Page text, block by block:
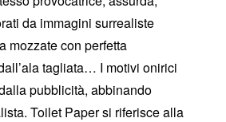
da immagini surrealiste
mozzate con perfetta
tagliata… I motivi onirici
pubblicità, abbinando
Toilet Paper si riferisce alla